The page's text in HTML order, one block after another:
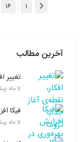
آخرین مطالب
تغییر
7 ماه پیش
فیکا
7 ماه پیش
1
16